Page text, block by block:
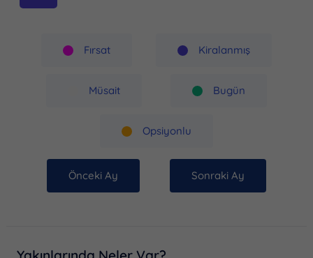
Fırsat Kiralanmış
Müsait Bugün
Opsiyonlu
Önceki Ay Sonraki Ay